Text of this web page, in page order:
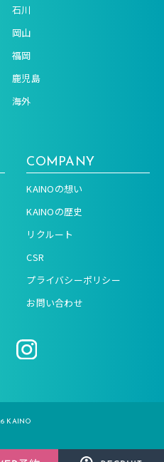
石川
岡山
福岡
鹿児島
海外
COMPANY
KAINOの想い
KAINOの歴史
リクルート
CSR
プライバシーポリシー
お問い合わせ
KAINO